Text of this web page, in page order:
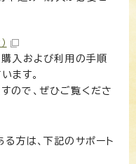
入および利用の手順
ます。
すので、ぜひご覧くださ
方は、下記のサポート